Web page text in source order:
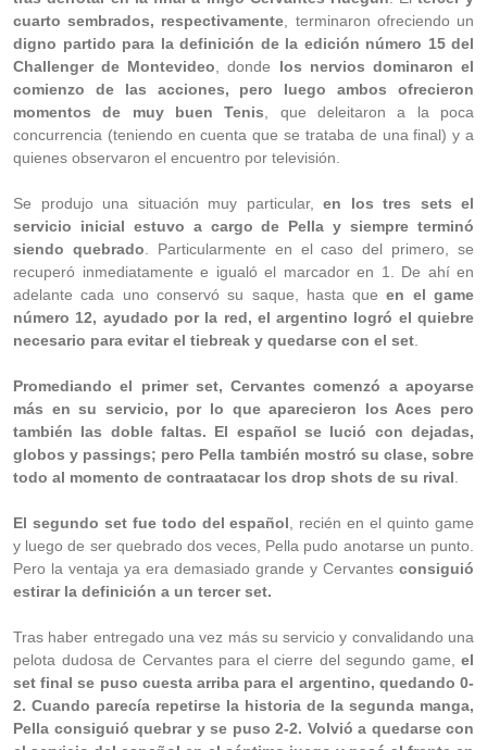
cuarto sembrados, respectivamente , terminaron ofreciendo un
digno partido para la definición de la edición número 15 del
Challenger de Montevideo , donde los nervios dominaron el
comienzo de las acciones, pero luego ambos ofrecieron
momentos de muy buen Tenis , que deleitaron a la poca
concurrencia (teniendo en cuenta que se trataba de una final) y a
quienes observaron el encuentro por televisión.
Se produjo una situación muy particular, en los tres sets el
servicio inicial estuvo a cargo de Pella y siempre terminó
siendo quebrado . Particularmente en el caso del primero, se
recuperó inmediatamente e igualó el marcador en 1. De ahí en
adelante cada uno conservó su saque, hasta queen el game
número 12, ayudado por la red, el argentino logró el quiebre
necesario para evitar el tiebreak y quedarse con el set
Promediando el primer set, Cervantes comenzó a apoyarse
más en su servicio, por lo que aparecieron los Aces pero
también las doble faltas. El español se lució con dejadas,
globos y passings; pero Pella también mostró su clase, sobre
todo al momento de contraatacar los drop shots de su rival
El segundo set fue todo del español , recién en el quinto game
y luego de ser quebrado dos veces, Pella pudo anotarse un punto.
Pero la ventaja ya era demasiado grande y Cervantes consiguió
estirar la definición a un tercer set.
Tras haber entregado una vez más su servicio y convalidando una
pelota dudosa de Cervantes para el cierre del segundo game, el
set final se puso cuesta arriba para el argentino, quedando 0-
2. Cuando parecía repetirse la historia de la segunda manga,
Pella consiguió quebrar y se puso 2-2. Volvió a quedarse con